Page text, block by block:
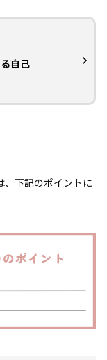
自己
、下記のポイントに